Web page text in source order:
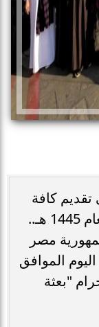
كافة
أوجه الرعاية لحجاج القرعة لهذا العام 1445 هـ..
مصر
الموافق
"بعثة